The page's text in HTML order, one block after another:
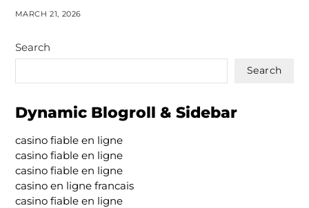
MARCH 21, 2026
Search
Search
Dynamic Blogroll & Sidebar
casino fiable en ligne
casino fiable en ligne
casino fiable en ligne
casino en ligne francais
casino fiable en ligne